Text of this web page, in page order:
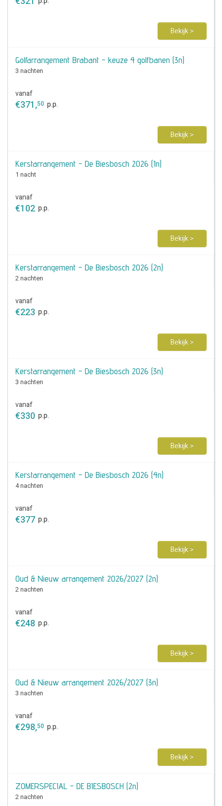
Bekijk >
Golfarrangement Brabant - keuze 4 golfbanen (3n)
3 nachten
vanaf
€371,50 p.p.
Bekijk >
Kerstarrangement - De Biesbosch 2026 (1n)
1 nacht
vanaf
€102 p.p.
Bekijk >
Kerstarrangement - De Biesbosch 2026 (2n)
2 nachten
vanaf
€223 p.p.
Bekijk >
Kerstarrangement - De Biesbosch 2026 (3n)
3 nachten
vanaf
€330 p.p.
Bekijk >
Kerstarrangement - De Biesbosch 2026 (4n)
4 nachten
vanaf
€377 p.p.
Bekijk >
Oud & Nieuw arrangement 2026/2027 (2n)
2 nachten
vanaf
€248 p.p.
Bekijk >
Oud & Nieuw arrangement 2026/2027 (3n)
3 nachten
vanaf
€298,50 p.p.
Bekijk >
ZOMERSPECIAL - DE BIESBOSCH (2n)
2 nachten